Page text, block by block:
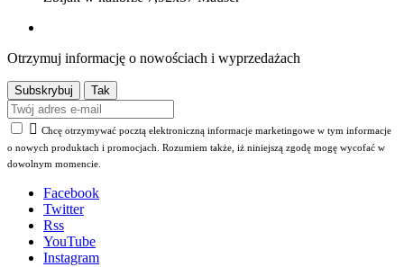
Otrzymuj informację o nowościach i wyprzedażach
 Chcę otrzymywać pocztą elektroniczną informacje marketingowe w tym informacje
o nowych produktach i promocjach. Rozumiem także, iż niniejszą zgodę mogę wycofać w
dowolnym momencie.
Facebook
Twitter
Rss
YouTube
Instagram